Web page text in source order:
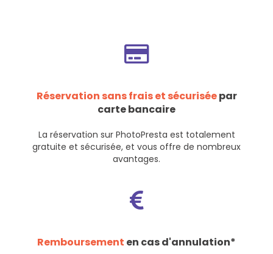
Réservation sans frais et sécuriséepar
carte bancaire
La réservation sur PhotoPresta est totalement
gratuite et sécurisée, et vous offre de nombreux
avantages.
Remboursement en cas d'annulation*